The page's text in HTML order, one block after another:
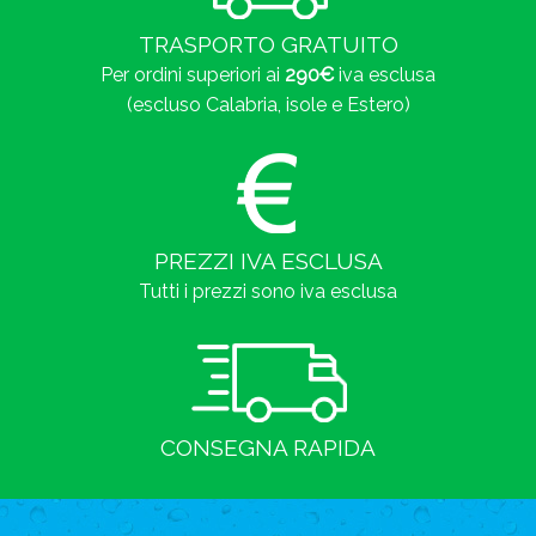
TRASPORTO GRATUITO
Per ordini superiori ai 290€iva esclusa
(escluso Calabria, isole e Estero)
PREZZI IVA ESCLUSA
Tutti i prezzi sono iva esclusa
CONSEGNA RAPIDA